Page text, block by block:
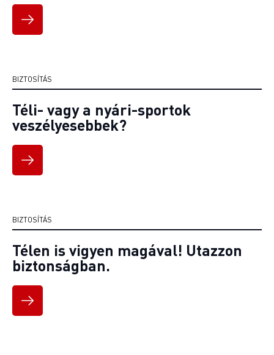
BIZTOSÍTÁS
Téli- vagy a nyári-sportok
veszélyesebbek?
BIZTOSÍTÁS
Télen is vigyen magával! Utazzon
biztonságban.